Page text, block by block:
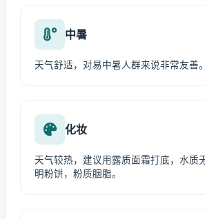
中暑
天气舒适，对易中暑人群来说非常友善。
化妆
天气较热，建议用露质面霜打底，水质
明粉饼，粉质胭脂。